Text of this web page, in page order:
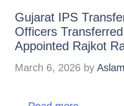
Gujarat IPS
Officers
Appointed Rajkot
March 6, 2026 by